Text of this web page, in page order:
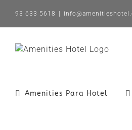
contenido
93 633 5618
Amenities Para Hotel